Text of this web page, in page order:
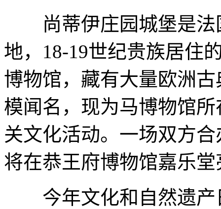
尚蒂伊庄园城堡是法
地，18-19世纪贵族居住
博物馆，藏有大量欧洲
模闻名，现为马博物馆
关文化活动。一场双方
将在恭王府博物馆嘉乐堂
今年文化和自然遗产